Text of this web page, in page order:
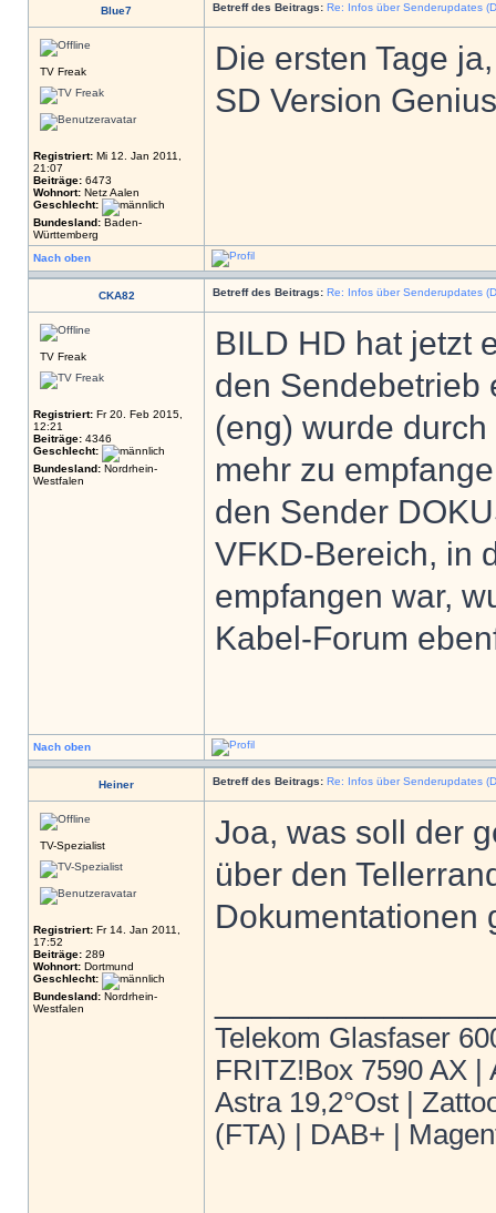
Blue7 Betreff des Beitrags: Re: Infos über Senderupdates
TV Freak
Registriert: Mi 12. Jan 2011,
21:07
Beiträge: 6473
Wohnort: Netz Aalen
Geschlecht:
Bundesland: Baden-
Württemberg
Die ersten Tage
SD Version
Nach oben
CKA82 Betreff des Beitrags: Re: Infos über Senderupdates
TV Freak
Registriert: Fr 20. Feb 2015,
12:21
Beiträge: 4346
Geschlecht:
Bundesland: Nordrhein-
Westfalen
BILD HD hat jetzt
den Sendebetrieb
(eng) wurde
mehr zu
den Sender
VFKD-Bereich, in
empfangen war,
Kabel-Forum
Nach oben
Heiner Betreff des Beitrags: Re: Infos über Senderupdates
TV-Spezialist
Registriert: Fr 14. Jan 2011,
17:52
Beiträge: 289
Wohnort: Dortmund
Geschlecht:
Bundesland: Nordrhein-
Westfalen
Joa, was soll der
über den
Dokumentationen
Telekom Glasfaser
FRITZ!Box 7590 AX
Astra 19,2°Ost |
(FTA) | DAB+ |